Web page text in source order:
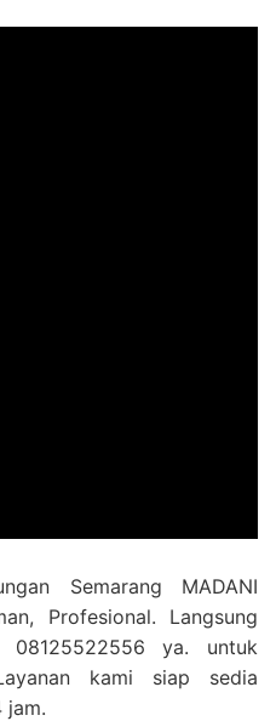
Semarang MADANI
Profesional. Langsung
ya. untuk
kami siap sedia
jam.